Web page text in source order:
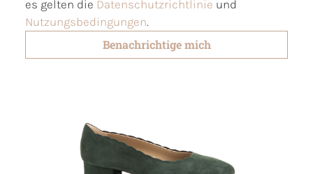
es gelten die Datenschutzrichtlinie und
Nutzungsbedingungen.
Benachrichtige mich